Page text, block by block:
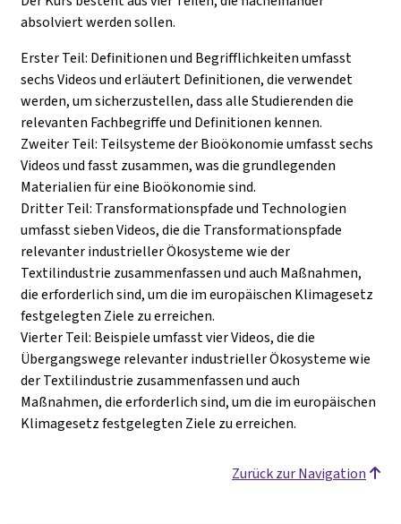
absolviert werden sollen.
Erster Teil: Definitionen und Begrifflichkeiten umfasst
sechs Videos und erläutert Definitionen, die verwendet
werden, um sicherzustellen, dass alle Studierenden die
relevanten Fachbegriffe und Definitionen kennen.
Zweiter Teil: Teilsysteme der Bioökonomie umfasst sechs
Videos und fasst zusammen, was die grundlegenden
Materialien für eine Bioökonomie sind.
Dritter Teil: Transformationspfade und Technologien
umfasst sieben Videos, die die Transformationspfade
relevanter industrieller Ökosysteme wie der
Textilindustrie zusammenfassen und auch Maßnahmen,
die erforderlich sind, um die im europäischen Klimagesetz
festgelegten Ziele zu erreichen.
Vierter Teil: Beispiele umfasst vier Videos, die die
Übergangswege relevanter industrieller Ökosysteme wie
der Textilindustrie zusammenfassen und auch
Maßnahmen, die erforderlich sind, um die im europäischen
Klimagesetz festgelegten Ziele zu erreichen.
Zurück zur Navigation